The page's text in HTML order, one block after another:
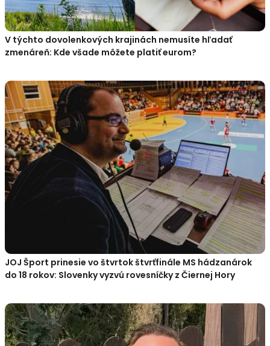
V týchto dovolenkových krajinách nemusíte hľadať
zmenáreň: Kde všade môžete platiť eurom?
JOJ Šport prinesie vo štvrtok štvrťfinále MS hádzanárok
do 18 rokov: Slovenky vyzvú rovesníčky z Čiernej Hory